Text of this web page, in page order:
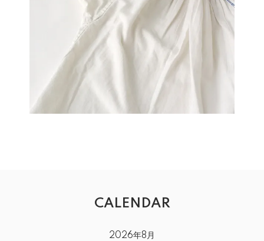
CALENDAR
2026年8月